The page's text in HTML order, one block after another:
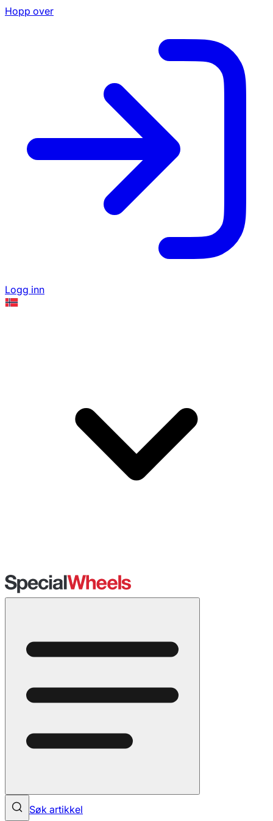
Hopp over
Logg inn
Søk artikkel